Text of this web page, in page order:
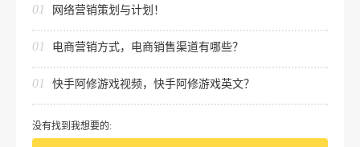
01 网络营销策划与计划！
01 电商营销方式，电商销售渠道有哪些？
01 快手阿修游戏视频，快手阿修游戏英文？
没有找到我想要的: